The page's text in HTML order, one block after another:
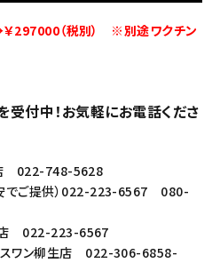
297000（税別） ※別途ワクチン
付中！お気軽にお電話くださ
店 022-748-5628
でご提供）022-223-6567 080-
店 022-223-6567
スワン柳生店 022-306-6858-